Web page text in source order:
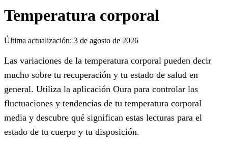
Temperatura corporal
Última actualización: 3 de agosto de 2026
Las variaciones de la temperatura corporal pueden decir
mucho sobre tu recuperación y tu estado de salud en
general. Utiliza la aplicación Oura para controlar las
fluctuaciones y tendencias de tu temperatura corporal
media y descubre qué significan estas lecturas para el
estado de tu cuerpo y tu disposición.